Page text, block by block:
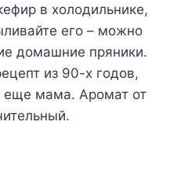
в холодильнике,
его – можно
домашние пряники.
из 90-х годов,
еще мама. Аромат от